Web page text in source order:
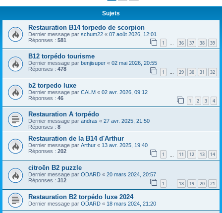
Sujets
Restauration B14 torpedo de scorpion
Dernier message par schum22 « 07 août 2026, 12:01
Réponses : 581 1 36 37 38 39
B12 torpédo tourisme
Dernier message par benjisuper « 02 mai 2026, 20:55
Réponses : 478 1 … 29 30 31 32
b2 torpedo luxe
Dernier message par CALM « 02 avr. 2026, 09:12
Réponses : 46 1 2 3 4
Restauration A torpédo
Dernier message par andras « 27 avr. 2025, 21:50
Réponses : 8
Restauration de la B14 d'Arthur
Dernier message par Arthur « 13 avr. 2025, 19:40
Réponses : 202 1 11 12 13 14
citroën B2 puzzle
Dernier message par ODARD « 20 mars 2024, 20:57
Réponses : 312 1 … 18 19 20 21
Restauration B2 torpédo luxe 2024
Dernier message par ODARD « 18 mars 2024, 21:20